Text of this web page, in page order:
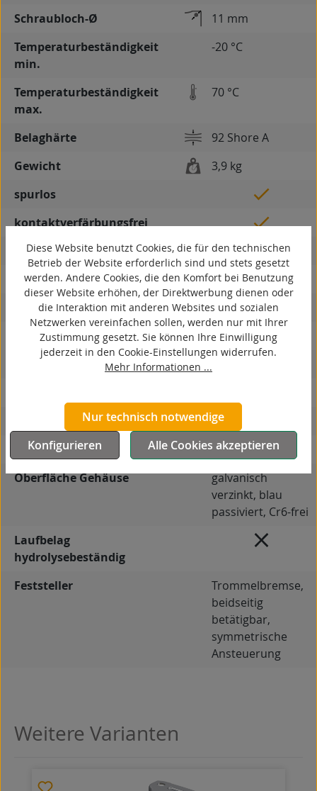
Schraubloch-Ø
11 mm
Temperaturbeständigkeit
min.
-20 °C
Temperaturbeständigkeit
max.
70 °C
Belaghärte
92 Shore A
Gewicht
3,9 kg
spurlos
kontaktverfärbungsfrei
antistatisch
ESD
elektrisch leitfähig
korrosionsbeständig
Bockrolle
Material Gehäuse
Stahlblech
Oberfläche Gehäuse
galvanisch
verzinkt, blau
passiviert, Cr6-frei
Laufbelag
hydrolysebeständig
Feststeller
Trommelbremse,
beidseitig
betätigbar,
symmetrische
Ansteuerung
Produktgalerie überspringen
Weitere Varianten
Diese Website benutzt Cookies, die für den technischen
Betrieb der Website erforderlich sind und stets gesetzt
werden. Andere Cookies, die den Komfort bei Benutzung
dieser Website erhöhen, der Direktwerbung dienen oder
die Interaktion mit anderen Websites und sozialen
Netzwerken vereinfachen sollen, werden nur mit Ihrer
Zustimmung gesetzt. Sie können Ihre Einwilligung
jederzeit in den Cookie-Einstellungen widerrufen.
Mehr Informationen ...
Nur technisch notwendige
Konfigurieren
Alle Cookies akzeptieren